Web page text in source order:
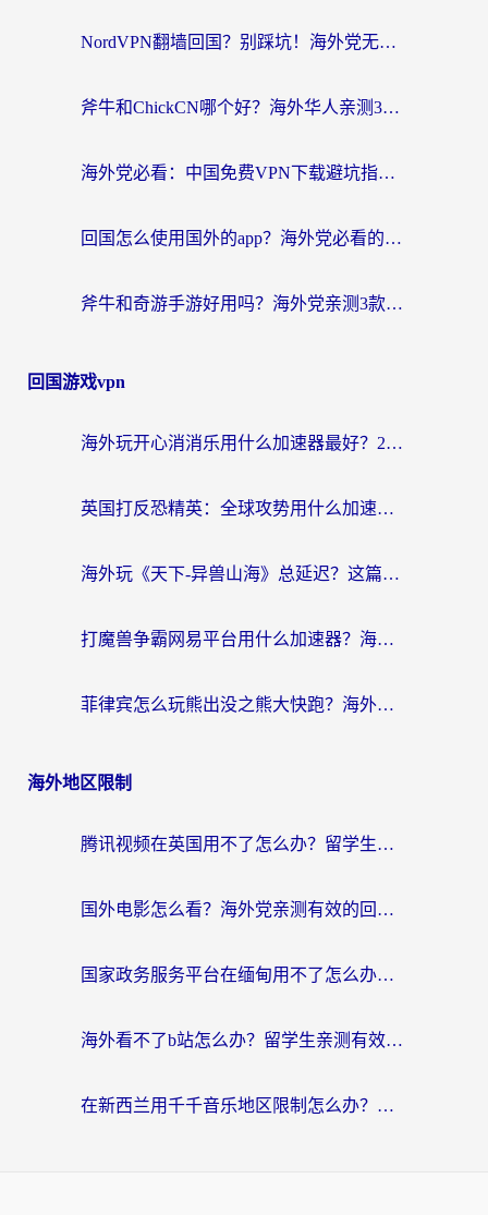
NordVPN翻墙回国？别踩坑！海外党无缝访问国内资源的真实指南
斧牛和ChickCN哪个好？海外华人亲测3款回国加速器+免费试用攻略
海外党必看：中国免费VPN下载避坑指南 + 无缝访问国内资源的终极方案
回国怎么使用国外的app？海外党必看的无缝访问国内资源全攻略
斧牛和奇游手游好用吗？海外党亲测3款回国加速器，选对才能无缝刷国内资源
回国游戏vpn
海外玩开心消消乐用什么加速器最好？2026真实体验指南，告别延迟卡顿
英国打反恐精英：全球攻势用什么加速器？2026年实测有效的国服游戏加速指南
海外玩《天下-异兽山海》总延迟？这篇延迟加速器指南帮你告别卡顿（附日本玩Sky光·遇最高警戒解决方案）
打魔兽争霸网易平台用什么加速器？海外党亲测有效的国服游戏加速指南
菲律宾怎么玩熊出没之熊大快跑？海外党国服游戏加速终极攻略（附3款热门游戏实测）
海外地区限制
腾讯视频在英国用不了怎么办？留学生亲测有效的回国加速器指南
国外电影怎么看？海外党亲测有效的回国加速器选择指南
国家政务服务平台在缅甸用不了怎么办？海外华人必看的回国加速全攻略
海外看不了b站怎么办？留学生亲测有效的回国加速器选择攻略，解决豆瓣音乐、美团外卖难题
在新西兰用千千音乐地区限制怎么办？海外华人必备的回国加速解决方案